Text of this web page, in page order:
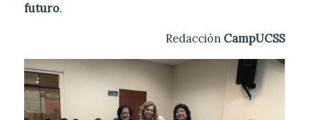
futuro.
Redacción CampUCSS